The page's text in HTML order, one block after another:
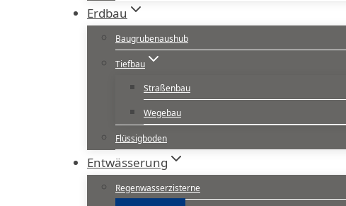
Erdbau
Baugrubenaushub
Tiefbau
Straßenbau
Wegebau
Flüssigboden
Entwässerung
Regenwasserzisterne